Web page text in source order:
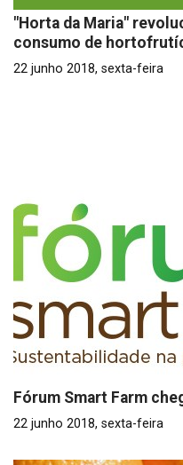
"Horta da Maria"
consumo de
22 junho 2018, sexta-feira
Fórum Smart Farm
22 junho 2018, sexta-feira